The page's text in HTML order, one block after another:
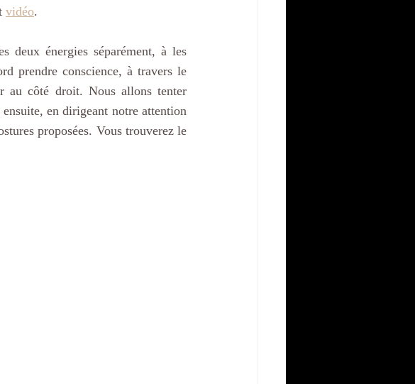
vidéo.
deux énergies séparément, à les
prendre conscience, à travers le
au côté droit. Nous allons tenter
en dirigeant notre attention
proposées. Vous trouverez le